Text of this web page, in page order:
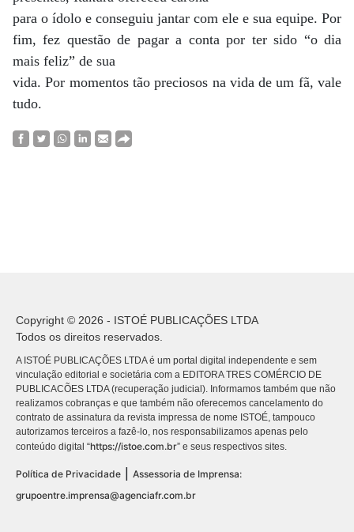
para o ídolo e conseguiu jantar com ele e sua equipe. Por
fim, fez questão de pagar a conta por ter sido “o dia
mais feliz” de sua
vida. Por momentos tão preciosos na vida de um fã, vale
tudo.
Copyright © 2026 - ISTOÉ PUBLICAÇÕES LTDA
Todos os direitos reservados.
A ISTOÉ PUBLICAÇÕES LTDA é um portal digital independente e sem
vinculação editorial e societária com a EDITORA TRES COMÉRCIO DE
PUBLICACÕES LTDA (recuperação judicial). Informamos também que não
realizamos cobranças e que também não oferecemos cancelamento do
contrato de assinatura da revista impressa de nome ISTOÉ, tampouco
autorizamos terceiros a fazê-lo, nos responsabilizamos apenas pelo
conteúdo digital “https://istoe.com.br” e seus respectivos sites.
Política de Privacidade
Assessoria de Imprensa:
grupoentre.imprensa@agenciafr.com.br